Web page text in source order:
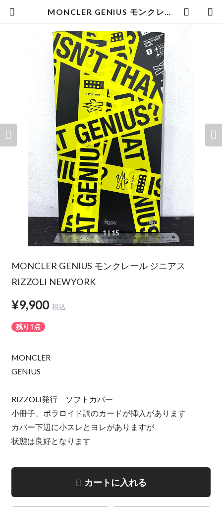
MONCLER GENIUS モンクレール ジニアス RIZZOLI NEWYORK | zbooks
1| 15
MONCLER GENIUS モンクレール ジニアス
RIZZOLI NEWYORK
¥9,900 税込
残り1点
MONCLER
GENIUS
RIZZOLI発行 ソフトカバー
小冊子、ポラロイド調のカードが挿入があります
カバー下辺に小スレとヨレがありますが
状態は良好となります
カートに入れる